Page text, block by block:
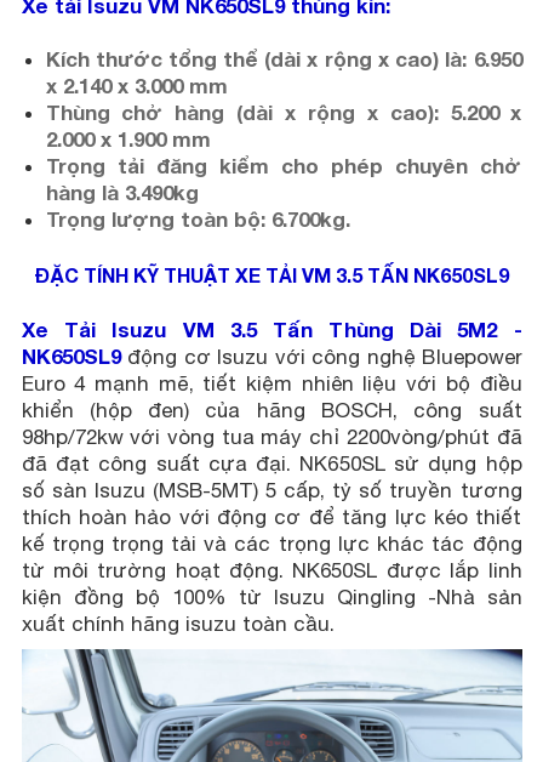
Xe tải Isuzu VM NK650SL9 thùng kín:
Kích thước tổng thể (dài x rộng x cao) là: 6.950
x 2.140 x 3.000 mm
Thùng chở hàng (dài x rộng x cao): 5.200 x
2.000 x 1.900 mm
Trọng tải đăng kiểm cho phép chuyên chở
hàng là 3.490kg
Trọng lượng toàn bộ: 6.700kg.
ĐẶC TÍNH KỸ THUẬT XE TẢI VM 3.5 TẤN NK650SL9
Xe Tải Isuzu VM 3.5 Tấn Thùng Dài 5M2 -
NK650SL9động cơ Isuzu với công nghệ Bluepower
Euro 4 mạnh mẽ, tiết kiệm nhiên liệu với bộ điều
khiển (hộp đen) của hãng BOSCH, công suất
98hp/72kw với vòng tua máy chỉ 2200vòng/phút đã
đã đạt công suất cựa đại. NK650SL sử dụng hộp
số sàn Isuzu (MSB-5MT) 5 cấp, tỷ số truyền tương
thích hoàn hảo với động cơ để tăng lực kéo thiết
kế trọng trọng tải và các trọng lực khác tác động
từ môi trường hoạt động. NK650SL được lắp linh
kiện đồng bộ 100% từ Isuzu Qingling -Nhà sản
xuất chính hãng isuzu toàn cầu.